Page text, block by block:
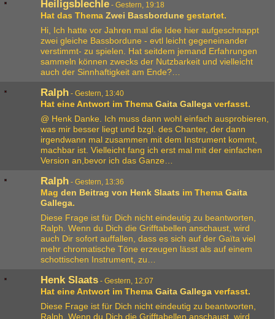
Heiligsblechle - Gestern, 19:18
Hat das Thema Zwei Bassbordune gestartet.
Hi, Ich hatte vor Jahren mal die Idee hier aufgeschnappt
zwei gleiche Bassbordune - evtl leicht gegeneinander
verstimmt- zu spielen. Hat seitdem jemand Erfahrungen
sammeln können zwecks der Nutzbarkeit und vielleicht
auch der Sinnhaftigkeit am Ende?…
Ralph - Gestern, 13:40
Hat eine Antwort im Thema Gaita Gallega verfasst.
@ Henk Danke. Ich muss dann wohl einfach ausprobieren,
was mir besser liegt und bzgl. des Chanter, der dann
irgendwann mal zusammen mit dem Instrument kommt,
machbar ist. Vielleicht fang ich erst mal mit der einfachen
Version an,bevor ich das Ganze…
Ralph - Gestern, 13:36
Mag den Beitrag von Henk Slaats im Thema Gaita
Gallega.
Diese Frage ist für Dich nicht eindeutig zu beantworten,
Ralph. Wenn du Dich die Grifftabellen anschaust, wird
auch Dir sofort auffallen, dass es sich auf der Gaïta viel
mehr chromatische Töne erzeugen lässt als auf einem
schottischen Instrument, zu…
Henk Slaats - Gestern, 12:07
Hat eine Antwort im Thema Gaita Gallega verfasst.
Diese Frage ist für Dich nicht eindeutig zu beantworten,
Ralph. Wenn du Dich die Grifftabellen anschaust, wird